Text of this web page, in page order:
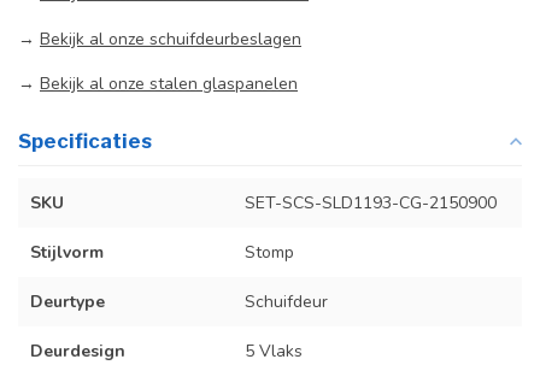
→ Bekijk al onze schuifdeurbeslagen
→ Bekijk al onze stalen glaspanelen
Specificaties
SKU SET-SCS-SLD1193-CG-2150900
Stijlvorm Stomp
Deurtype Schuifdeur
Deurdesign 5 Vlaks